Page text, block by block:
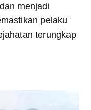
menjadi
pelaku
terungkap